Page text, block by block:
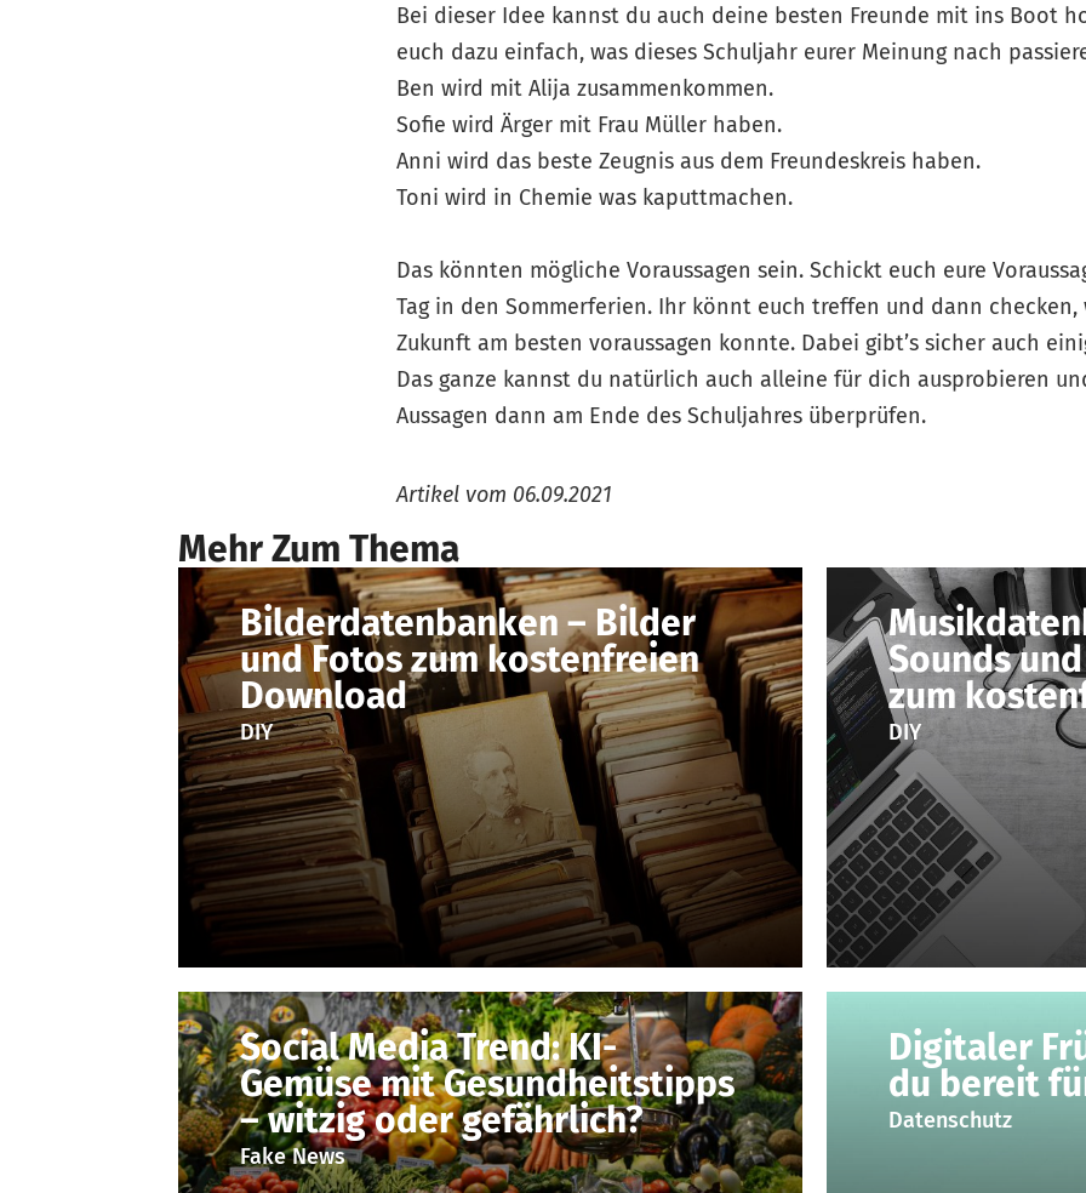
Bei dieser Idee kannst du auch deine besten Freunde mit ins Boot
euch dazu einfach, was dieses Schuljahr eurer Meinung nach
Ben wird mit Alija zusammenkommen.
Sofie wird Ärger mit Frau Müller haben.
Anni wird das beste Zeugnis aus dem Freundeskreis haben.
Toni wird in Chemie was kaputtmachen.
Das könnten mögliche Voraussagen sein. Schickt euch eure
Tag in den Sommerferien. Ihr könnt euch treffen und dann checken,
Zukunft am besten voraussagen konnte. Dabei gibt’s sicher auch
Das ganze kannst du natürlich auch alleine für dich ausprobieren
Aussagen dann am Ende des Schuljahres überprüfen.
Artikel vom 06.09.2021
Mehr Zum Thema
Bilderdatenbanken – Bilder
und Fotos zum kostenfreien
Download
DIY
Sounds
zum
DIY
Social Media Trend: KI-
Gemüse mit Gesundheitstipps
– witzig oder gefährlich?
Fake News
Digitaler
du bereit
Datenschutz